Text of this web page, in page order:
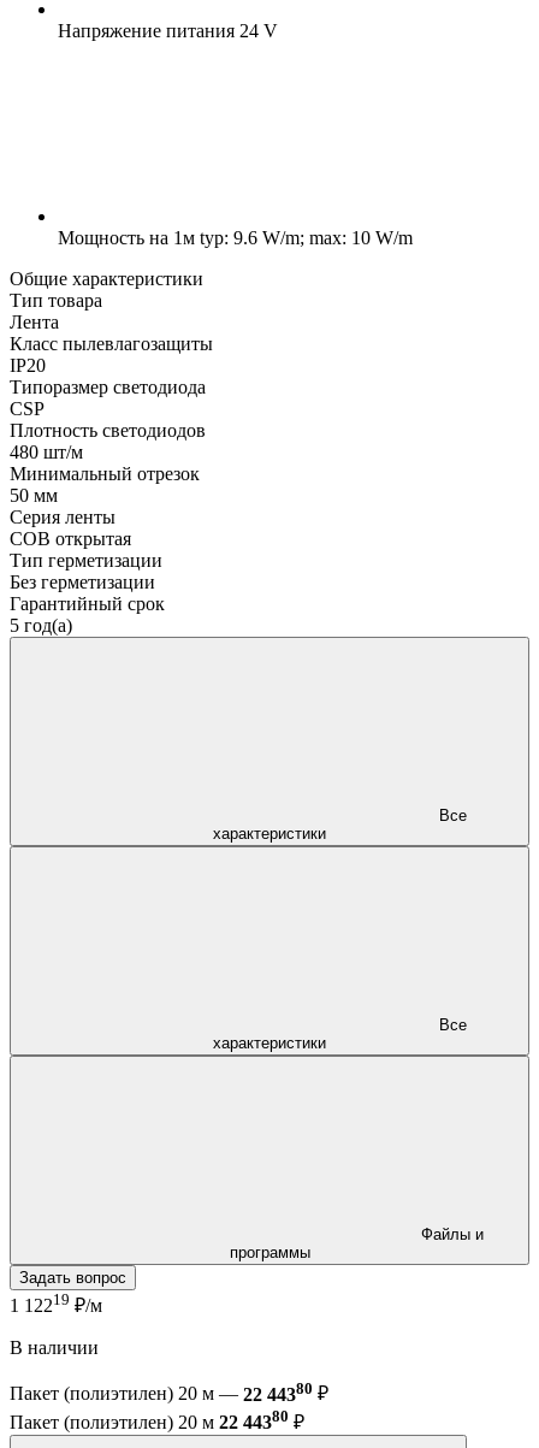
Напряжение питания 24 V
Мощность на 1м typ: 9.6 W/m; max: 10 W/m
Общие характеристики
Тип товара
Лента
Класс пылевлагозащиты
IP20
Типоразмер светодиода
CSP
Плотность светодиодов
480 шт/м
Минимальный отрезок
50 мм
Серия ленты
COB открытая
Тип герметизации
Без герметизации
Гарантийный срок
5 год(а)
характеристики
характеристики
программы
Задать вопрос
1 12219 ₽/м
В наличии
Пакет (полиэтилен) 20 м — 22 44380 ₽
Пакет (полиэтилен) 20 м 22 44380 ₽